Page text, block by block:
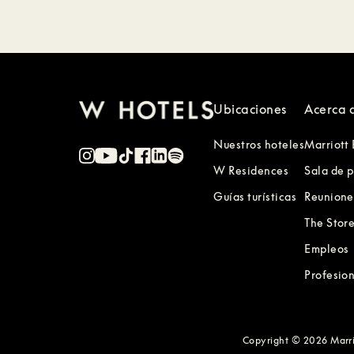
Ubicaciones
Nuestros hoteles
W Residences
Guías turísticas
Acerca
Marriott
Sala de
The Store
Empleos
Copyright © 2026